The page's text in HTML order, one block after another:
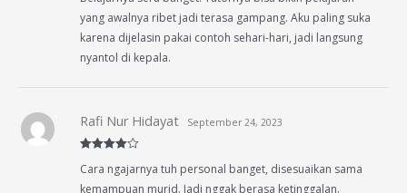
yang awalnya ribet jadi terasa gampang. Aku paling suka
karena dijelasin pakai contoh sehari-hari, jadi langsung
nyantol di kepala.
out of 5
Rafi Nur Hidayat September 24, 2023
Cara ngajarnya tuh personal banget, disesuaikan sama
kemampuan murid. Jadi nggak berasa ketinggalan.